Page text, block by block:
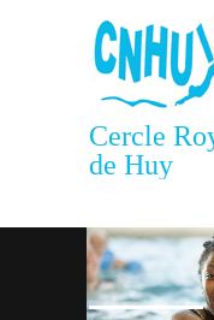
Cercle
de Huy